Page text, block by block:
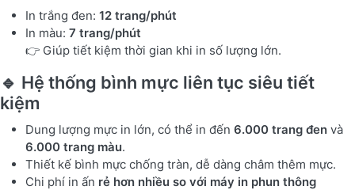
In trắng đen: 12 trang/phút
In màu: 7 trang/phút
👉 Giúp tiết kiệm thời gian khi in số lượng lớn.
🔹 Hệ thống bình mực liên tục siêu tiết
kiệm
Dung lượng mực in lớn, có thể in đến 6.000 trang đen và
6.000 trang màu.
Thiết kế bình mực chống tràn, dễ dàng châm thêm mực.
Chi phí in ấn rẻ hơn nhiều so với máy in phun thông